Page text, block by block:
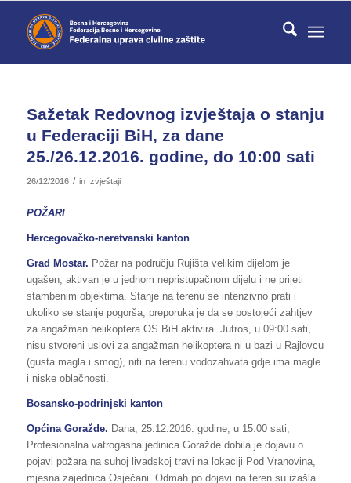
Sažetak Redovnog izvještaja o stanju
u Federaciji BiH, za dane
25./26.12.2016. godine, do 10:00 sati
26/12/2016 / in Izvještaji
POŽARI
Hercegovačko-neretvanski kanton
Grad Mostar. Požar na području Rujišta velikim dijelom je
ugašen, aktivan je u jednom nepristupačnom dijelu i ne prijeti
stambenim objektima. Stanje na terenu se intenzivno prati i
ukoliko se stanje pogorša, preporuka je da se postojeći zahtjev
za angažman helikoptera OS BiH aktivira. Jutros, u 09:00 sati,
nisu stvoreni uslovi za angažman helikoptera ni u bazi u Rajlovcu
(gusta magla i smog), niti na terenu vodozahvata gdje ima magle
i niske oblačnosti.
Bosansko-podrinjski kanton
Općina Goražde. Dana, 25.12.2016. godine, u 15:00 sati,
Profesionalna vatrogasna jedinica Goražde dobila je dojavu o
pojavi požara na suhoj livadskoj travi na lokaciji Pod Vranovina,
mjesna zajednica Osječani. Odmah po dojavi na teren su izašla